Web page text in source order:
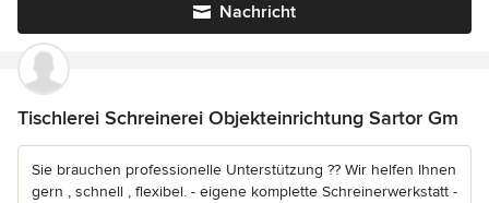
Nachricht
Tischlerei Schreinerei Objekteinrichtung Sartor Gm
Sie brauchen professionelle Unterstützung ?? Wir helfen Ihnen
gern , schnell , flexibel. - eigene komplette Schreinerwerkstatt -